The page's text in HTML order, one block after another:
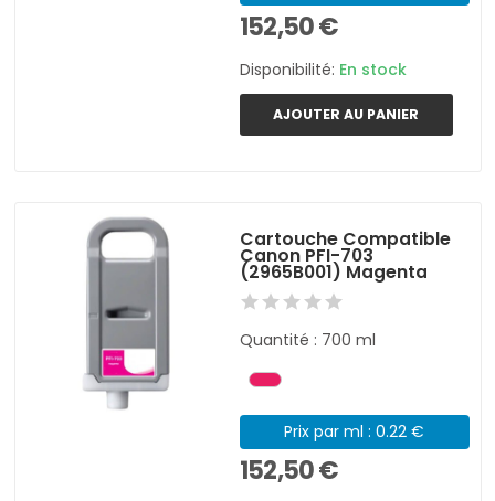
152,50 €
Disponibilité: En stock
AJOUTER AU PANIER
Cartouche Compatible
Canon PFI-703
(2965B001) Magenta
Quantité : 700 ml
Prix par ml : 0.22 €
152,50 €